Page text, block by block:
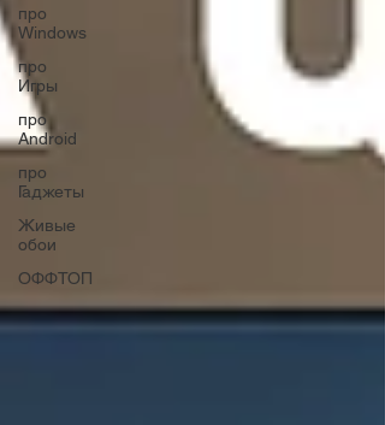
про
Windows
про
Игры
про
Android
про
Гаджеты
Живые
обои
ОФФТОП